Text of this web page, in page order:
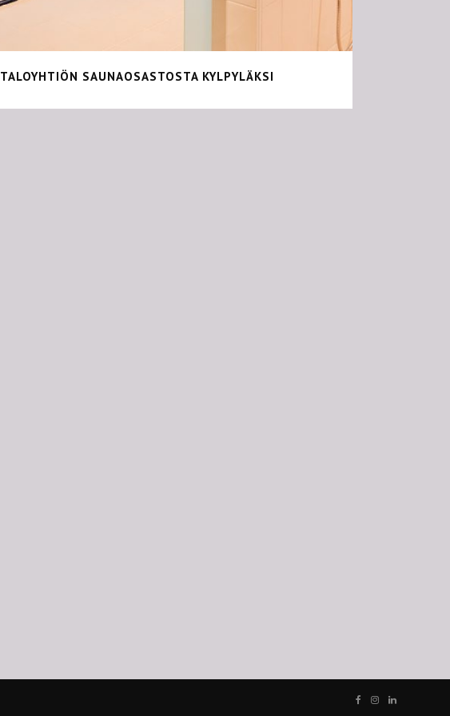
TALOYHTIÖN SAUNAOSASTOSTA KYLPYLÄKSI